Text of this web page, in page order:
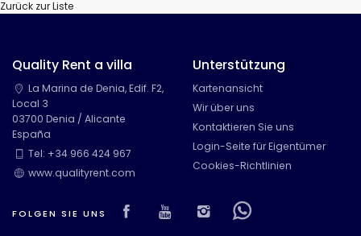
Zurück zur Liste
Quality Rent a villa
La Marina de Denia, Edif. F2,
Local 3
03700 Denia / Alicante
España
Tel: +34 966 424 967
www.qualityrent.com
FOLGEN SIE UNS Visit our Facebook page
Visit our youtube page
Visit our
Visit our
Unterstützung
Kartenansicht
Wir über uns
Kontaktieren Sie uns
Login-Seite für Eigentümer
Cookies-Richtlinien